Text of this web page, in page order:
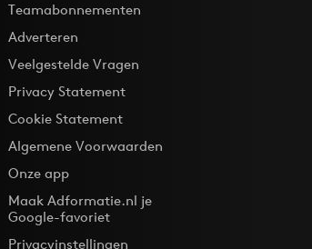
Teamabonnementen
Adverteren
Veelgestelde Vragen
Privacy Statement
Cookie Statement
Algemene Voorwaarden
Onze app
Maak Adformatie.nl je
Google-favoriet
Privacyinstellingen